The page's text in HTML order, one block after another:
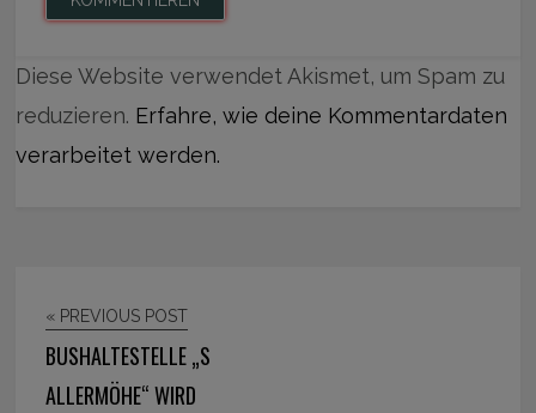
Diese Website verwendet Akismet, um Spam zu
reduzieren. Erfahre, wie deine Kommentardaten
verarbeitet werden.
« PREVIOUS POST
BUSHALTESTELLE „S
ALLERMÖHE“ WIRD